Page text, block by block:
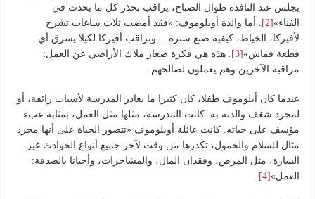
يجلس عند النافذة طوال الصباح، يراقب بحذر كل ما يحدث في
الفناء»[2]
. أما والدة أوبلوموف: «فقد أمضت ثلاث ساعات تشرح
لأفيركا، الخياط، كيفية صنع سترة… وتراقب أفيركا لكيلا يسرق أي
قطعة قماش»[3]
. هذه هي فكرة صغار ملاك الأراضي عن العمل:
مراقبة الآخرين وهم يعملون لصالحهم.
عندما كان أبلوموف طفلا، كان كثيرا ما يغادر المدرسة لأسباب زائفة، أو
لمجرد شغف والدته به. كانت المدرسة، مثلها مثل العمل، بمثابة عبء
مؤسف على حياته. كانت عائلة أوبلوموف «تتصور الحياة على أنها مجرد
مثال للسلام والخمول، تكدرها من وقت لآخر جميع أنواع الحوادث غير
السارة، مثل المرض، وفقدان المال، والمشاجرات، وأحيانا بالصدفة:
العمل»[4]